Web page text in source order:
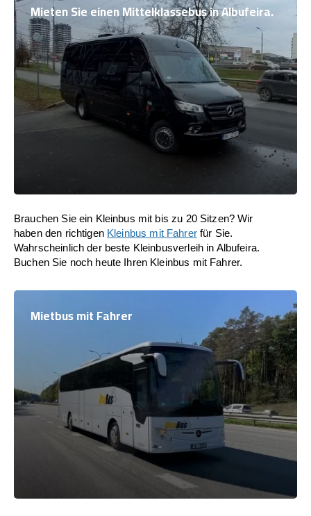
Mieten Sie einen Mittelklassebus in Albufeira.
Brauchen Sie ein Kleinbus mit bis zu 20 Sitzen? Wir
haben den richtigen Kleinbus mit Fahrerfür Sie.
Wahrscheinlich der beste Kleinbusverleih in Albufeira.
Buchen Sie noch heute Ihren Kleinbus mit Fahrer.
Mietbus mit Fahrer